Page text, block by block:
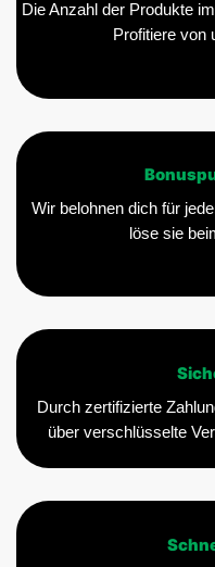
Die Anzahl der Produkte
Profitiere von
Wir belohnen dich für
löse sie
Durch zertifizierte
über verschlüsselte